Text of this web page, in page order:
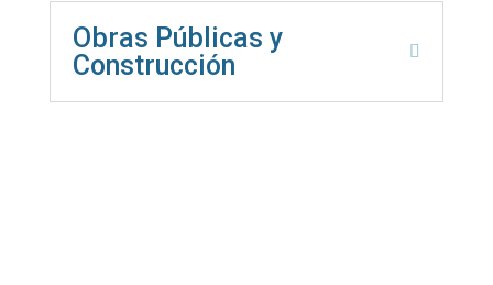
Obras Públicas y
Construcción